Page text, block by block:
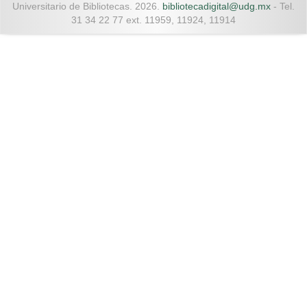
Universitario de Bibliotecas. 2026. bibliotecadigital@udg.mx - Tel.
31 34 22 77 ext. 11959, 11924, 11914